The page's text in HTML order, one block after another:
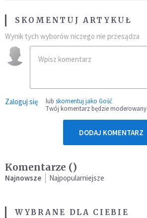
SKOMENTUJ ARTYKUŁ
Wynik tych wyborów niczego nie przesądza
Zaloguj się lub skomentuj jako Gość
Twój komentarz będzie moderowany
DODAJ KOMENTARZ
Komentarze ()
Najnowsze Najpopularniejsze
WYBRANE DLA CIEBIE